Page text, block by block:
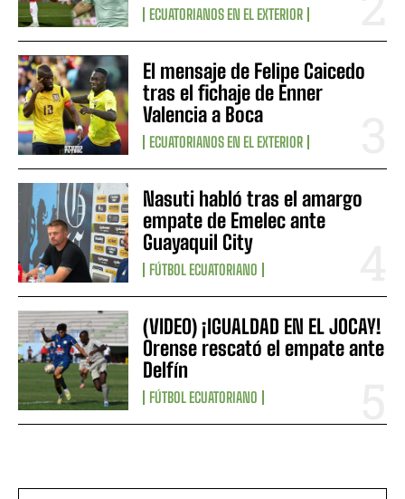
ECUATORIANOS EN EL EXTERIOR
El mensaje de Felipe Caicedo
tras el fichaje de Enner
Valencia a Boca
ECUATORIANOS EN EL EXTERIOR
Nasuti habló tras el amargo
empate de Emelec ante
Guayaquil City
FÚTBOL ECUATORIANO
(VIDEO) ¡IGUALDAD EN EL JOCAY!
Orense rescató el empate ante
Delfín
FÚTBOL ECUATORIANO